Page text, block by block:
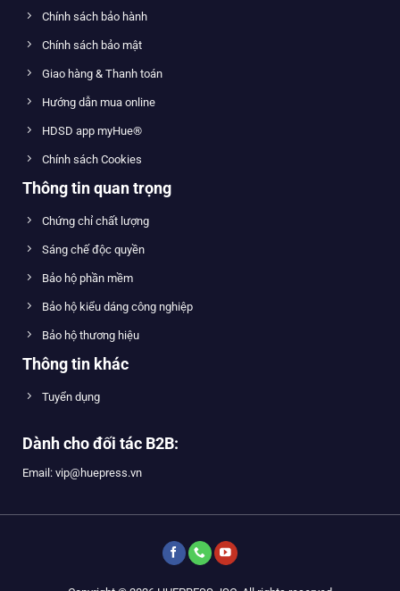
Chính sách bảo hành
Chính sách bảo mật
Giao hàng & Thanh toán
Hướng dẫn mua online
HDSD app myHue®
Chính sách Cookies
Thông tin quan trọng
Chứng chỉ chất lượng
Sáng chế độc quyền
Bảo hộ phần mềm
Bảo hộ kiểu dáng công nghiệp
Bảo hộ thương hiệu
Thông tin khác
Tuyển dụng
Dành cho đối tác B2B:
Email: vip@huepress.vn